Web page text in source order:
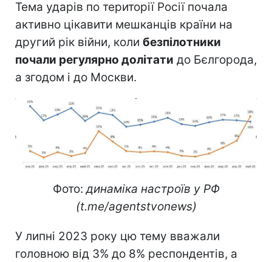
Тема ударів по території Росії почала
активно цікавити мешканців країни на
другий рік війни, коли безпілотники
почали регулярно долітати до Бєлгорода,
а згодом і до Москви.
Фото:динаміка настроїв у РФ
(t.me/agentstvonews)
У липні 2023 року цю тему вважали
головною від 3% до 8% респондентів, а